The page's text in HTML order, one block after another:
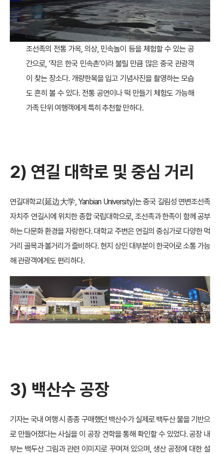
조선족의 전통 가옥, 의상, 민속놀이 등을 체험할 수 있는 공
간으로, ‘작은 한국 민속촌’이라 불릴 만큼 많은 중국 관광객
이 찾는 장소다. 개량한복을 입고 기념사진을 촬영하는 모습
도 흔히 볼 수 있다. 전통 공연이나 떡 만들기 체험도 가능해
가족 단위 여행객에게 특히 추천할 만하다.
2) 연길 대학로 및 중심 거리
연길대학교(延边大学, Yanbian University)는 중국 길림성 연변조선족
자치주 연길시에 위치한 종합 국립대학으로, 조선족과 한족이 함께 공부
하는 다문화 환경을 자랑한다. 대학교 주변은 연길의 중심가로 다양한 먹
거리 골목과 볼거리가 즐비하다. 현지 상인 대부분이 한국어로 소통 가능
해 관광객에게도 편리하다.
3) 백산수 공장
기자는 국내 여행 시 종종 구매했던 백산수가 실제로 백두산 물을 기반으
로 만들어졌다는 사실을 이 공장 견학을 통해 확인할 수 있었다. 공장 내
부는 백두산 그림과 관련 이미지로 꾸며져 있으며, 생산 공정에 대한 설